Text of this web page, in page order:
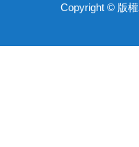
Copyright ©